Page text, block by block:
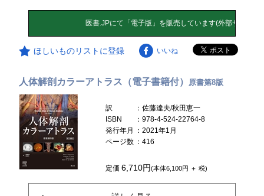
ほしいものリストに登録 いいね
人体解剖カラーアトラス（電子書籍付） 原書第8版
訳
：佐藤達夫/秋田恵一
ISBN
：978-4-524-22764-8
発行年月
：2021年1月
ページ数 ：416
定価6,710円(本体6,100円 ＋ 税)